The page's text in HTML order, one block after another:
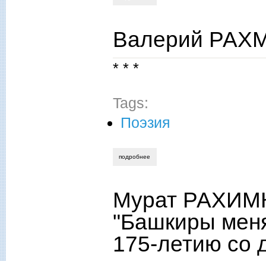
Валерий
* * *
Tags:
Поэзия
подробнее
Мурат
"Башкиры
175-летию со